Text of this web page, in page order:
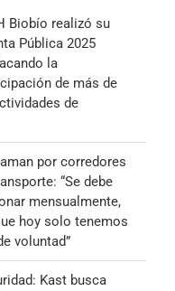
Biobío realizó su
Pública 2025
la
de más de
de
por corredores
“Se debe
mensualmente,
hoy solo tenemos
voluntad”
Kast busca